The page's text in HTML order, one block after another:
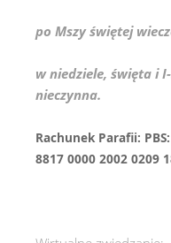
po Mszy świętej
w niedziele, święta i
nieczynna.
Rachunek
8817 0000 2002 0209